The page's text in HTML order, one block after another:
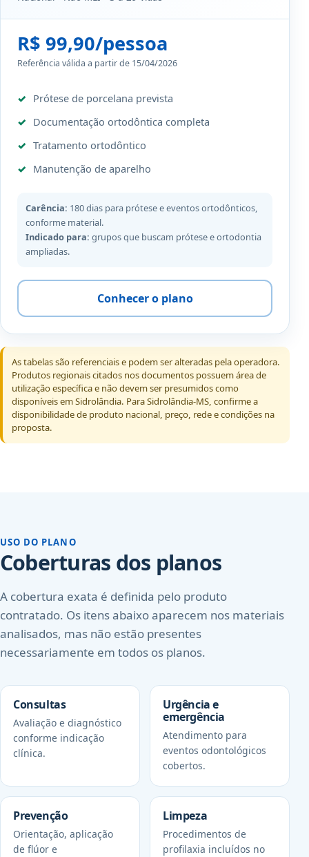
R$ 99,90/pessoa
Referência válida a partir de 15/04/2026
Prótese de porcelana prevista
Documentação ortodôntica completa
Tratamento ortodôntico
Manutenção de aparelho
Carência: 180 dias para prótese e eventos ortodônticos,
conforme material.
Indicado para: grupos que buscam prótese e ortodontia
ampliadas.
Conhecer o plano
As tabelas são referenciais e podem ser alteradas pela operadora.
Produtos regionais citados nos documentos possuem área de
utilização específica e não devem ser presumidos como
disponíveis em Sidrolândia. Para Sidrolândia-MS, confirme a
disponibilidade de produto nacional, preço, rede e condições na
proposta.
USO DO PLANO
Coberturas dos planos
A cobertura exata é definida pelo produto
contratado. Os itens abaixo aparecem nos materiais
analisados, mas não estão presentes
necessariamente em todos os planos.
Consultas
Avaliação e diagnóstico
conforme indicação
clínica.
Urgência e
emergência
Atendimento para
eventos odontológicos
cobertos.
Prevenção
Orientação, aplicação
de flúor e
Limpeza
Procedimentos de
profilaxia incluídos no